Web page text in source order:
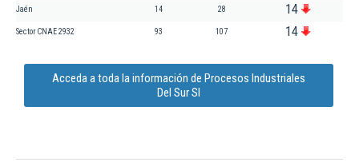
Jaén 14 28 14
Sector CNAE 2932 93 107 14
Acceda a toda la información de Procesos Industriales
Del Sur Sl